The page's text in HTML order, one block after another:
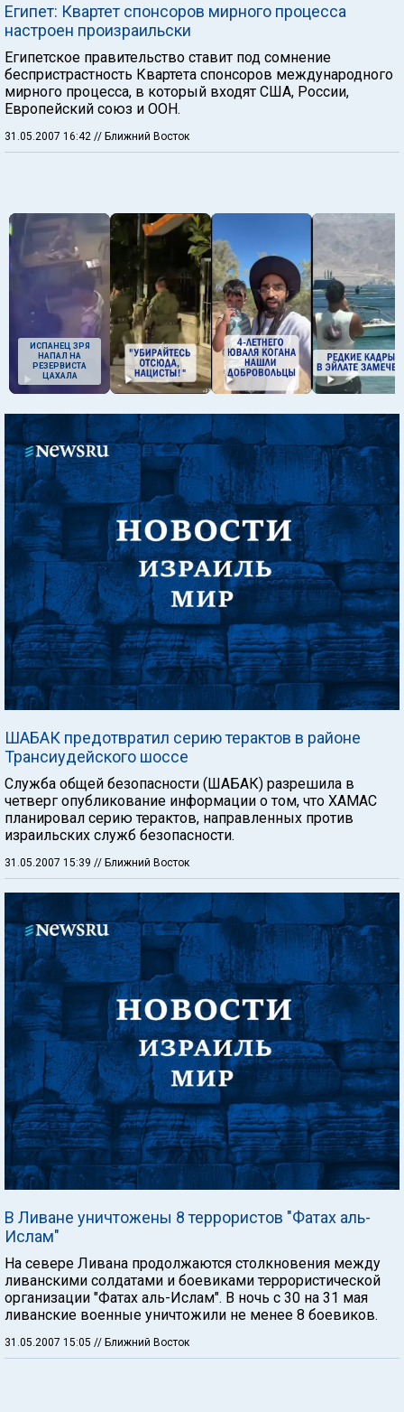
Египет: Квартет спонсоров мирного процесса
настроен произраильски
Египетское правительство ставит под сомнение
беспристрастность Квартета спонсоров международного
мирного процесса, в который входят США, России,
Европейский союз и ООН.
31.05.2007 16:42 // Ближний Восток
ИСПАНЕЦ ЗРЯ
НАПАЛ НА
РЕЗЕРВИСТА
ЦАХАЛА
ШАБАК предотвратил серию терактов в районе
Трансиудейского шоссе
Служба общей безопасности (ШАБАК) разрешила в
четверг опубликование информации о том, что ХАМАС
планировал серию терактов, направленных против
израильских служб безопасности.
31.05.2007 15:39 // Ближний Восток
В Ливане уничтожены 8 террористов "Фатах аль-
Ислам"
На севере Ливана продолжаются столкновения между
ливанскими солдатами и боевиками террористической
организации "Фатах аль-Ислам". В ночь с 30 на 31 мая
ливанские военные уничтожили не менее 8 боевиков.
31.05.2007 15:05 // Ближний Восток